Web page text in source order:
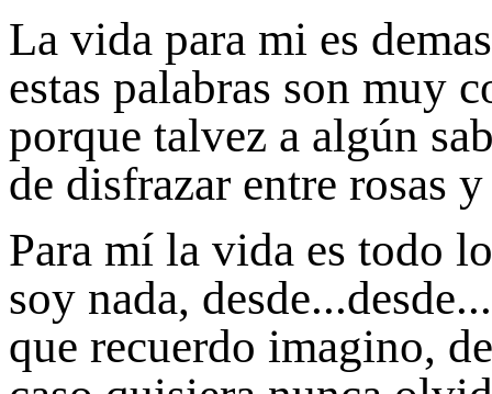
La vida para mi es
estas palabras son muy
porque talvez a algún
de disfrazar entre rosas
Para mí la vida es todo
soy nada,
que recuerdo imagino,